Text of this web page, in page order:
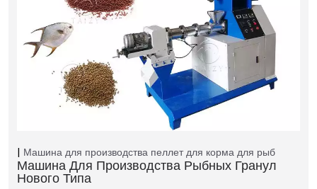
Машина для производства пеллет для корма для рыб
Машина Для Производства Рыбных Гранул
Нового Типа